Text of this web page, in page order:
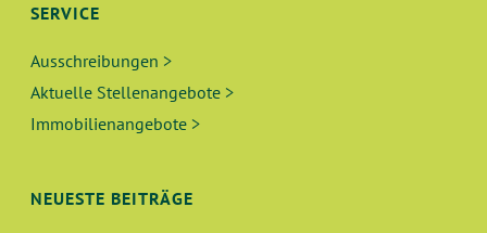
SERVICE
Ausschreibungen >
Aktuelle Stellenangebote >
Immobilienangebote >
NEUESTE BEITRÄGE